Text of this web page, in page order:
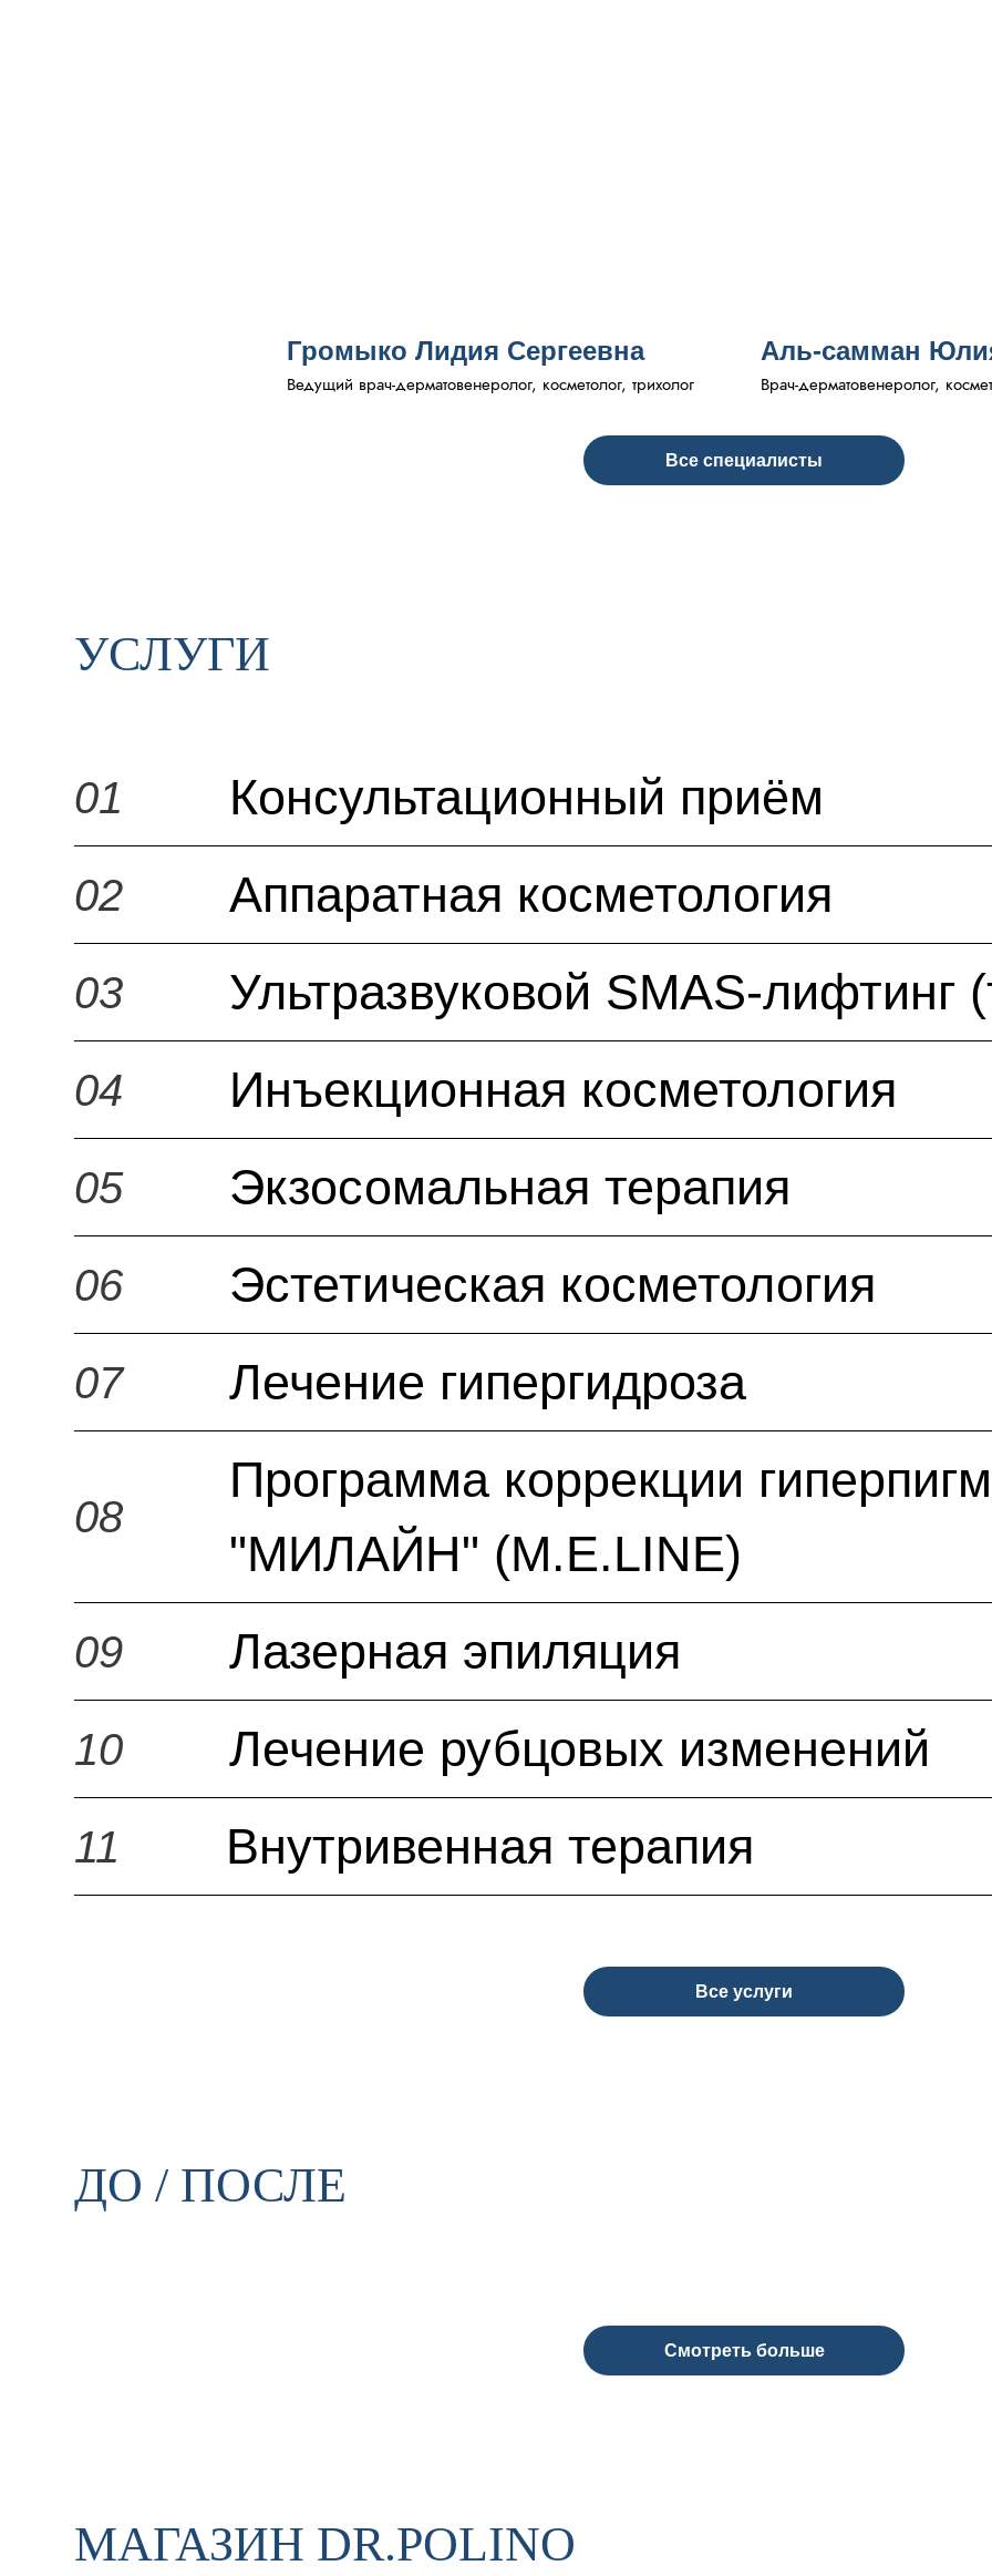
Громыко Лидия Сергеевна
Ведущий врач-дерматовенеролог, косметолог, трихолог
Аль-самман
Врач-дерматовенеролог,
Все специалисты
УСЛУГИ
01 Консультационный приём
02 Аппаратная косметология
03 Ультразвуковой SMAS-лифтинг
04 Инъекционная косметология
05 Экзосомальная терапия
06 Эстетическая косметология
07 Лечение гипергидроза
08
Программа коррекции
"МИЛАЙН" (M.E.LINE)
09 Лазерная эпиляция
10 Лечение рубцовых изменений
11 Внутривенная терапия
Все услуги
ДО / ПОСЛЕ
Смотреть больше
МАГАЗИН DR.POLINO